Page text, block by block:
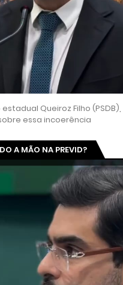
Queiroz Filho
essa incoerência
A MÃO NA PREVID?